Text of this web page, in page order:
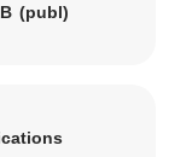
(publ)